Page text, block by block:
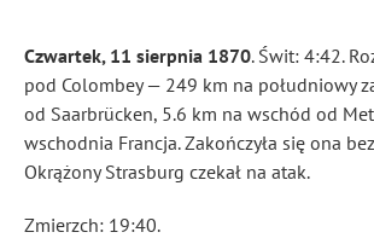
Czwartek, 11 sierpnia 1870. Świt: 4:42.
pod Colombey — 249 km na południowy
od Saarbrücken, 5.6 km na wschód od
wschodnia Francja. Zakończyła się ona
Okrążony Strasburg czekał na atak.
Zmierzch: 19:40.